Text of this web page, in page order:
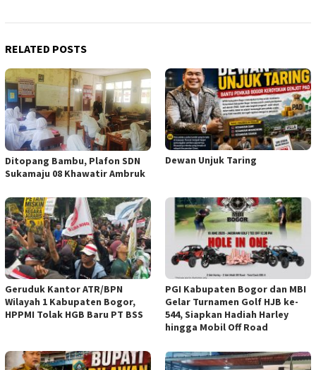
RELATED POSTS
Ditopang Bambu, Plafon SDN
Sukamaju 08 Khawatir Ambruk
Dewan Unjuk Taring
Geruduk Kantor ATR/BPN
Wilayah 1 Kabupaten Bogor,
HPPMI Tolak HGB Baru PT BSS
PGI Kabupaten Bogor dan MBI
Gelar Turnamen Golf HJB ke-
544, Siapkan Hadiah Harley
hingga Mobil Off Road